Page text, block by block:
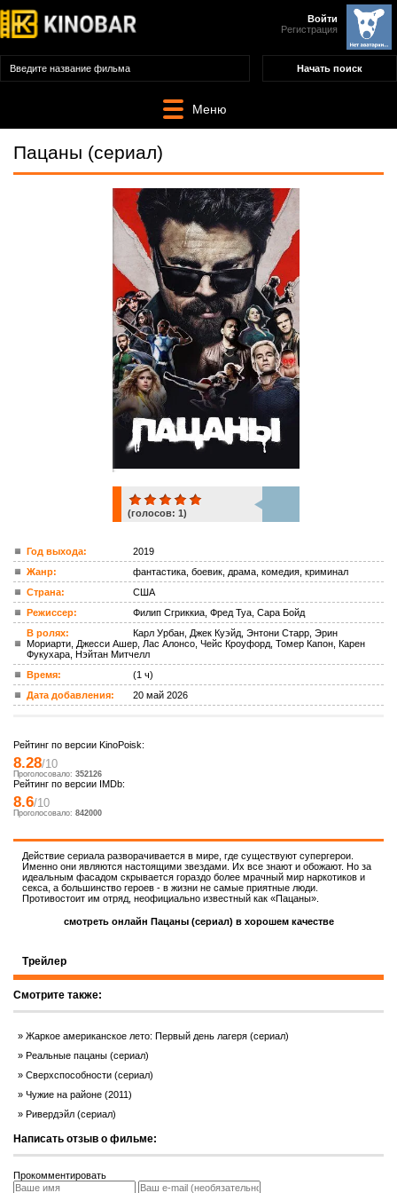
Войти
Регистрация
Меню
Пацаны (сериал)
ком.
(голосов: 1)
Год выхода:
2019
Жанр:
фантастика, боевик, драма, комедия, криминал
Страна:
США
Режиссер:
Филип Сгриккиа, Фред Туа, Сара Бойд
В ролях:
Карл Урбан, Джек Куэйд, Энтони Старр, Эрин
Мориарти, Джесси Ашер, Лас Алонсо, Чейс Кроуфорд, Томер Капон, Карен
Фукухара, Нэйтан Митчелл
Время:
(1 ч)
Дата добавления:
20 май 2026
Рейтинг по версии KinoPoisk:
8.28/10
Проголосовало: 352126
Рейтинг по версии IMDb:
8.6/10
Проголосовало: 842000
Действие сериала разворачивается в мире, где существуют супергерои.
Именно они являются настоящими звездами. Их все знают и обожают. Но за
идеальным фасадом скрывается гораздо более мрачный мир наркотиков и
секса, а большинство героев - в жизни не самые приятные люди.
Противостоит им отряд, неофициально известный как «Пацаны».
смотреть онлайн Пацаны (сериал) в хорошем качестве
Трейлер
Смотрите также:
Жаркое американское лето: Первый день лагеря (сериал)
Реальные пацаны (сериал)
Сверхспособности (сериал)
Чужие на районе (2011)
Ривердэйл (сериал)
Написать отзыв о фильме:
Прокомментировать